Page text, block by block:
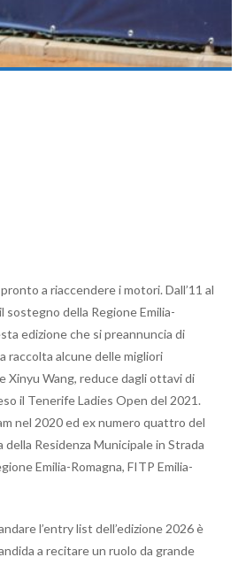
a riaccendere i motori. Dall’11 al
della Regione Emilia-
edizione che si preannuncia di
raccolta alcune delle migliori
Xinyu Wang, reduce dagli ottavi di
il Tenerife Ladies Open del 2021.
nel 2020 ed ex numero quattro del
Residenza Municipale in Strada
Emilia-Romagna, FITP Emilia-
l’entry list dell’edizione 2026 è
a recitare un ruolo da grande